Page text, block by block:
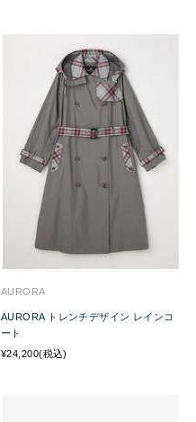
AURORA
AURORA トレンチデザイン レインコ
ート
¥24,200(税込)